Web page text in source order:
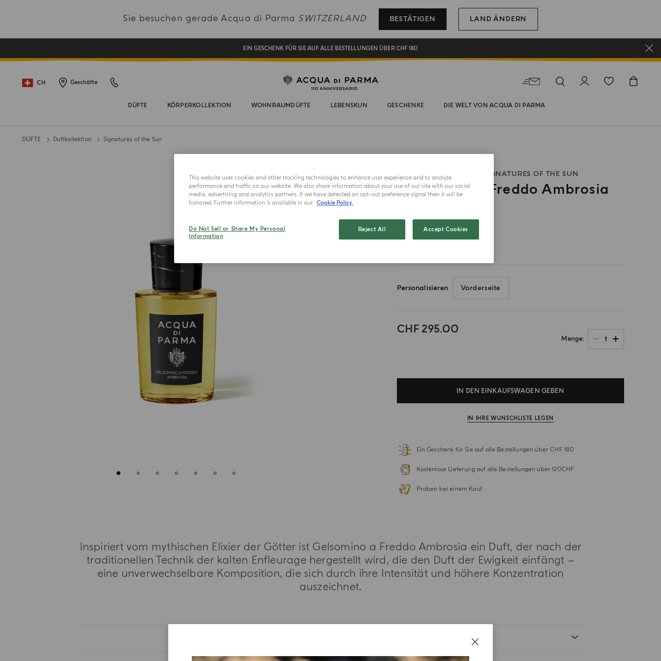
Sie besuchen gerade Acqua di Parma SWITZERLAND BESTÄTIGEN LAND ÄNDERN
KOSTENFREIER VERSAND AUF ALLE BESTELLUNGEN ÜBER 120 CHF
REGISTRIEREN SIE SICH UND GENIESSEN SIE EINE WELT VOLLER VORTEILE
EIN GESCHENK FÜR SIE AUF ALLE BESTELLUNGEN ÜBER CHF 180
CH Geschäfte
DÜFTE KÖRPERKOLLEKTION WOHNRAUMDÜFTE LEBENSKUN GESCHENKE DIE WELT VON ACQUA DI PARMA
DÜFTE Duftkollektion Signatures of the Sun
JETZT NEU
EXTRAIT DE PARFUM SIGNATURES OF THE SUN
Gelsomino A Freddo Ambrosia
Wählen Sie Ihre Größe
50ml
Personalisieren Vorderseite
CHF 295.00
Menge 1
IN DEN EINKAUFSWAGEN GEBEN
IN IHRE WUNSCHLISTE LEGEN
Ein Geschenk für Sie auf alle Bestellungen über CHF 180
Kostenlose Lieferung auf alle Bestellungen über 120CHF
Proben bei einem Kauf
Inspiriert vom mythischen Elixier der Götter ist Gelsomino a Freddo Ambrosia ein Duft, der nach der
traditionellen Technik der kalten Enfleurage hergestellt wird, die den Duft der Ewigkeit einfängt –
eine unverwechselbare Komposition, die sich durch ihre Intensität und höhere Konzentration
auszeichnet.
This website uses cookies and other tracking technologies to enhance user experience and to analyze
performance and traffic on our website. We also share information about your use of our site with our social
media, advertising and analytics partners. If we have detected an opt-out preference signal then it will be
honored. Further information is available in our Cookie Policy.
Do Not Sell or Share My Personal
Information
Reject All Accept Cookies